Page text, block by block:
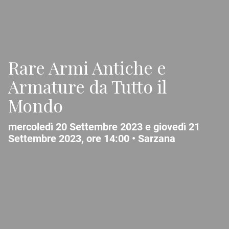
Rare Armi Antiche e
Armature da Tutto il
Mondo
mercoledì 20 Settembre 2023 e giovedì 21
Settembre 2023, ore 14:00 • Sarzana